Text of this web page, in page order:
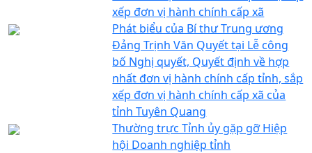
xếp đơn vị hành chính cấp xã
Phát biểu của Bí thư Trung ương
Đảng Trịnh Văn Quyết tại Lễ công
bố Nghị quyết, Quyết định về hợp
nhất đơn vị hành chính cấp tỉnh, sắp
xếp đơn vị hành chính cấp xã của
tỉnh Tuyên Quang
Thường trực Tỉnh ủy gặp gỡ Hiệp
hội Doanh nghiệp tỉnh